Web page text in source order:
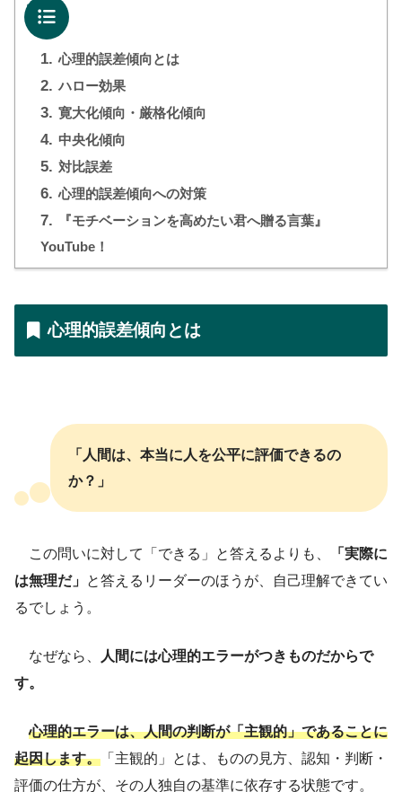
目次
1. 心理的誤差傾向とは
2. ハロー効果
3. 寛大化傾向・厳格化傾向
4. 中央化傾向
5. 対比誤差
6. 心理的誤差傾向への対策
7.
『モチベーションを高めたい君へ贈る言葉』
YouTube！
心理的誤差傾向とは
「人間は、本当に人を公平に評価できるの
か？」
この問いに対して「できる」と答えるよりも、
「実際に
は無理だ」 と答えるリーダーのほうが、自己理解できてい
るでしょう。
なぜなら、
人間には心理的エラーがつきものだからで
す。
心理的エラーは、人間の判断が「主観的」であることに
起因します。 「主観的」とは、ものの見方、認知・判断・
評価の仕方が、その人独自の基準に依存する状態です。